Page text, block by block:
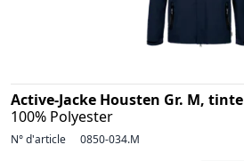
Active-Jacke Housten Gr. M, tinte
100% Polyester
N° d'article 0850-034.M